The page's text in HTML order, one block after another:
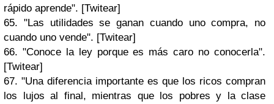
rápido aprende". [Twitear]
65. "Las utilidades se ganan cuando uno compra, no
cuando uno vende". [Twitear]
66. "Conoce la ley porque es más caro no conocerla".
[Twitear]
67. "Una diferencia importante es que los ricos compran
los lujos al final, mientras que los pobres y la clase